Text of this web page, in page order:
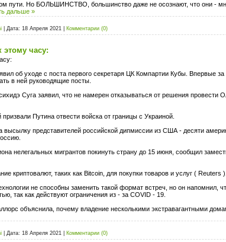
пути. Но БОЛЬШИНСТВО, большинство даже не осознают, что они -
дальше »
Дата: 18 Апреля 2021 Комментарии (0)
этому часу:
об уходе с поста первого секретаря ЦК Компартии Кубы. Впервые за
в ней руководящие посты.
Суга заявил, что не намерен отказываться от решения провести
Путина отвести войска от границы с Украиной.
высылку представителей российской дипмиссии из США - десяти
нелегальных мигрантов покинуть страну до 15 июня, сообщил
криптовалют, таких как Bitcoin, для покупки товаров и услуг ( Reuters ).
не способны заменить такой формат встреч, но он напомнил,
так как действуют ограничения из - за COVID - 19.
объяснила, почему владение несколькими экстравагантными
Дата: 18 Апреля 2021 Комментарии (0)